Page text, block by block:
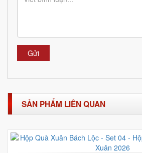
Gửi
SẢN PHẨM LIÊN QUAN